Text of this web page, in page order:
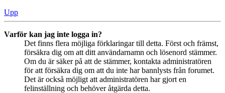
Upp
Varför kan jag inte logga in?
Det finns flera möjliga förklaringar till detta. Först och främst,
försäkra dig om att ditt användarnamn och lösenord stämmer.
Om du är säker på att de stämmer, kontakta administratören
för att försäkra dig om att du inte har bannlysts från forumet.
Det är också möjligt att administratören har gjort en
felinställning och behöver åtgärda detta.